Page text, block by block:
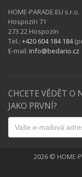
HOME-PARADE.EU s.r.o.
Hospozín 71
273 22 Hospozín
Tel.: +420 604 184 184
E-mail: info@bedario.cz
CHCETE VĚDĚT O
JAKO PRVNÍ?
2026 © HOME-